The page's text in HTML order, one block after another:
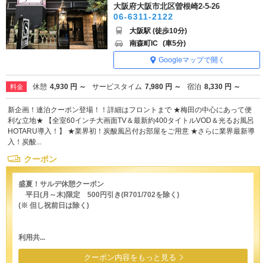
大阪府大阪市北区曽根崎2-5-26
06-6311-2122
大阪駅 (徒歩10分)
南森町IC (車5分)
Googleマップで開く
料金 休憩 4,930 円 ～ サービスタイム 7,980 円 ～ 宿泊 8,330 円 ～
新企画！連泊クーポン登場！！詳細はフロントまで ★梅田の中心にあって便
利な立地★ 【全室60インチ大画面TV＆最新約400タイトルVOD＆光るお風呂
HOTARU導入！】 ★業界初！炭酸風呂付お部屋をご用意 ★さらに業界最新導
入！炭酸...
クーポン
盛夏！サルデ休憩クーポン
平日(月～木)限定 500円引き(R701/702を除く)
(※ 但し祝前日は除く)
利用共...
クーポン内容をもっと見る